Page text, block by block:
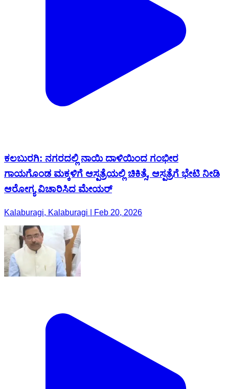
ಕಲಬುರಗಿ: ನಗರದಲ್ಲಿ ನಾಯಿ ದಾಳಿಯಿಂದ ಗಂಭೀರ
ಗಾಯಗೊಂಡ ಮಕ್ಕಳಿಗೆ ಆಸ್ಪತ್ರೆಯಲ್ಲಿ ಚಿಕಿತ್ಸೆ, ಆಸ್ಪತ್ರೆಗೆ ಭೇಟಿ ನೀಡಿ
ಆರೋಗ್ಯ ವಿಚಾರಿಸಿದ ಮೇಯರ್
Kalaburagi, Kalaburagi | Feb 20, 2026